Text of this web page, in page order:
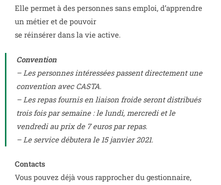
Elle permet à des personnes sans emploi, d’apprendre
un métier et de pouvoir
se réinsérer dans la vie active.
Convention
– Les personnes intéressées passent directement une
convention avec CASTA.
– Les repas fournis en liaison froide seront distribués
trois fois par semaine : le lundi, mercredi et le
vendredi au prix de 7 euros par repas.
– Le service débutera le 15 janvier 2021.
Contacts
Vous pouvez déjà vous rapprocher du gestionnaire,